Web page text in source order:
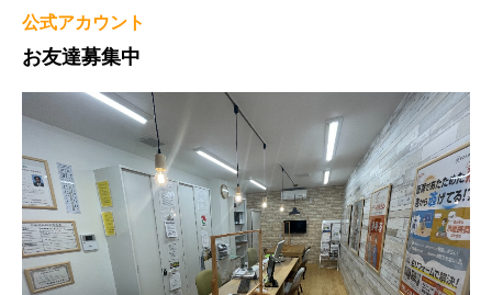
公式アカウント
お友達募集中